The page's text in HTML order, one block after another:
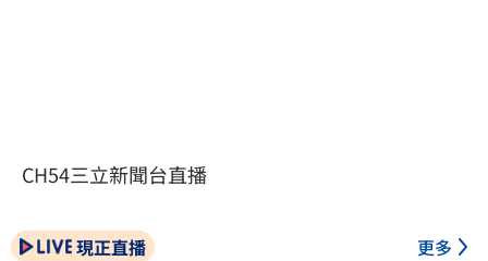
CH54三立新聞台直播
現正直播 更多